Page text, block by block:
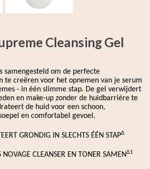
Cleansing Gel
samengesteld om de perfecte
te creëren voor het opnemen van je serum
- in één slimme stap. De gel verwijdert
en make-up zonder de huidbarrière te
de huid voor een schoon,
en comfortabel gevoel.
GRONDIG IN SLECHTS ÉÉN STAP∆
NOVAGE CLEANSER EN TONER SAMEN∆1